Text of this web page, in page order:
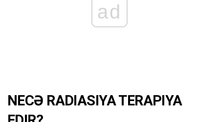
ad
NECƏ RADIASIYA TERAPIYA